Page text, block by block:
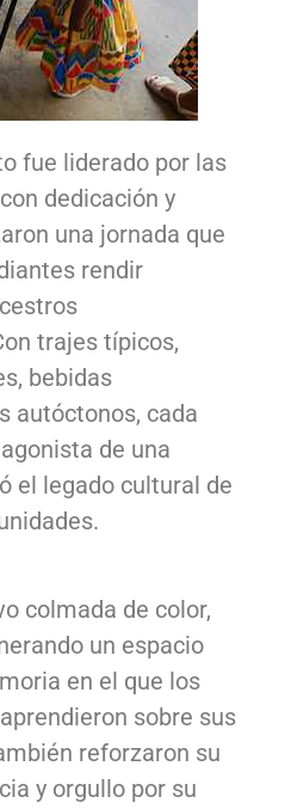
fue liderado por las
dedicación y
una jornada que
rendir
trajes típicos,
bebidas
autóctonos, cada
de una
el legado cultural de
colmada de color,
un espacio
en el que los
sobre sus
reforzaron su
y orgullo por su